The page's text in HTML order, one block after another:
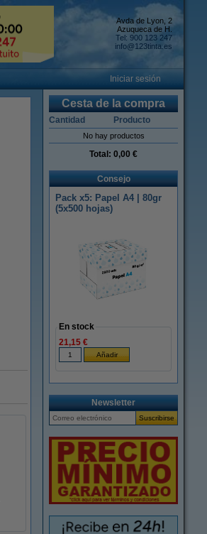
Avda de Lyon, 2
Azuqueca de H.
Tel: 900 123 247
info@123tinta.es
Iniciar sesión
Cesta de la compra
Cantidad Producto
No hay productos
Total: 0,00 €
Consejo
Pack x5: Papel A4 | 80gr
(5x500 hojas)
En stock
21,15 €
Newsletter